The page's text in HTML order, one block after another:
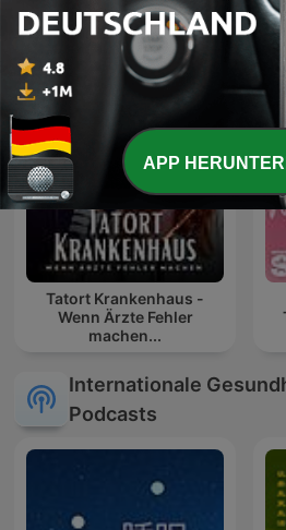
Geschichten zum
Einschlafen
Tatort Krankenhaus -
Wenn Ärzte Fehler
machen...
Internationale
Podcasts
APP